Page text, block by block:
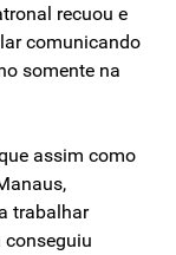
recuou e
comunicando
somente na
assim como
trabalhar
conseguiu